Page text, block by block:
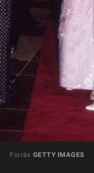
Forrás GETTY IMAGES